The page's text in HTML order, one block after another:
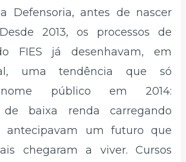
Defensoria, antes de nascer
2013, os processos de
FIES já desenhavam, em
uma tendência que só
público em 2014:
de baixa renda carregando
antecipavam um futuro que
chegaram a viver. Cursos